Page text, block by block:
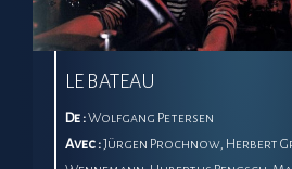
LE BATEAU
De :Wolfgang Petersen
Avec :Jürgen Prochnow, Herbert